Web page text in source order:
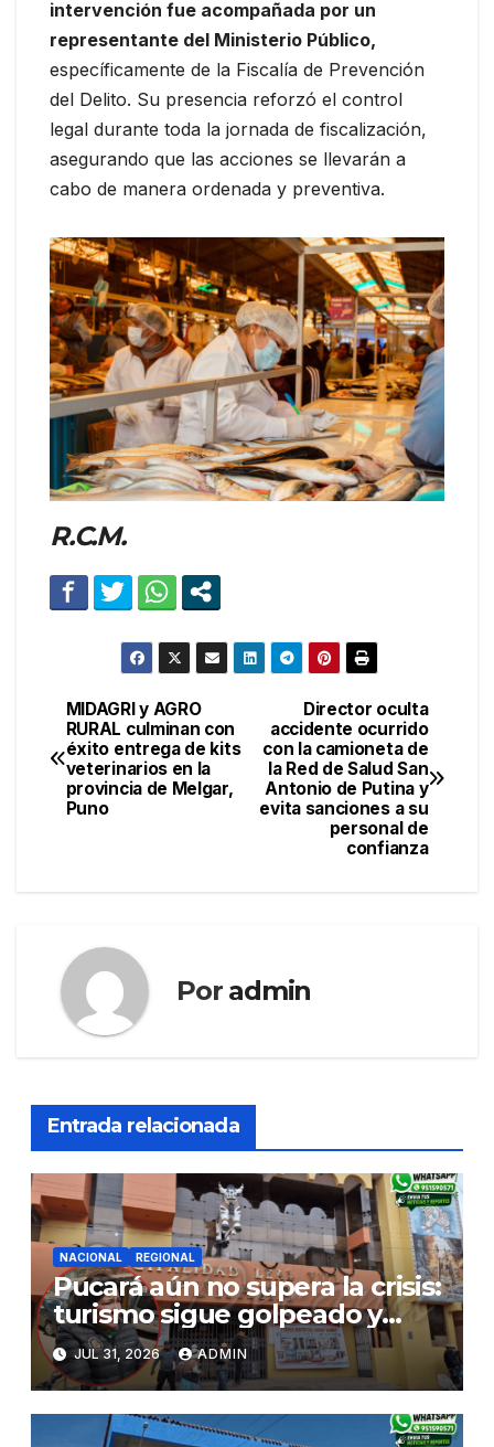
intervención fue acompañada por un
representante del Ministerio Público,
específicamente de la Fiscalía de Prevención
del Delito. Su presencia reforzó el control
legal durante toda la jornada de fiscalización,
asegurando que las acciones se llevarán a
cabo de manera ordenada y preventiva.
R.C.M.
Navegación
de
entradas
Director oculta
accidente ocurrido
con la camioneta de
la Red de Salud San
Antonio de Putina y
evita sanciones a su
personal de
confianza
MIDAGRI y AGRO
RURAL culminan con
éxito entrega de kits
veterinarios en la
provincia de Melgar,
Puno
Por admin
Entrada relacionada
NACIONAL REGIONAL
Pucará aún no supera la crisis:
turismo sigue golpeado y
alcaldesa exige al nuevo
Gobierno fondos para obras
paralizadas
JUL 31, 2026 ADMIN